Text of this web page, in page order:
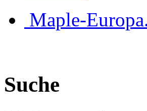
Maple-
Suche